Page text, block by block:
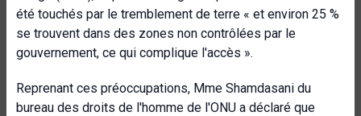
été touchés par le tremblement de terre « et environ 25 %
se trouvent dans des zones non contrôlées par le
gouvernement, ce qui complique l'accès ».
Reprenant ces préoccupations, Mme Shamdasani du
bureau des droits de l'homme de l'ONU a déclaré que